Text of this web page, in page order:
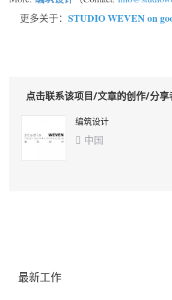
更多关于： STUDIO WEVEN on
点击联系该项目/文章的创作/分享
编筑设计
 中国
最新工作